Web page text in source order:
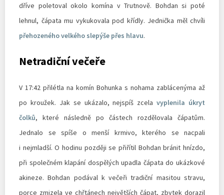
dříve poletoval okolo komína v Trutnově. Bohdan si poté
lehnul, čápata mu vykukovala pod křídly. Jednička měl chvíli
přehozeného velkého slepýše přes hlavu.
Netradiční večeře
V 17:42 přilétla na komín Bohunka s nohama zablácenýma až
po kroužek. Jak se ukázalo, nejspíš zcelavyplenila úkryt
čolků, které následně po částech rozdělovala čápatům.
Jednalo se spíše o menší krmivo, kterého se nacpali
i nejmladší. O hodinu později se přiřítil Bohdan bránit hnízdo,
při společném klapání dospělých upadla čápata do ukázkové
akineze. Bohdan podával k večeři tradiční masitou stravu,
porce zmizela ve chřtánech největších čápat, zbytek dorazil